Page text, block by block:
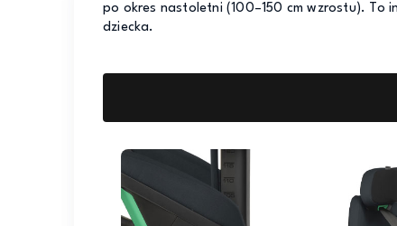
po okres nastoletni (100–150 cm wzrostu). To
dziecka.